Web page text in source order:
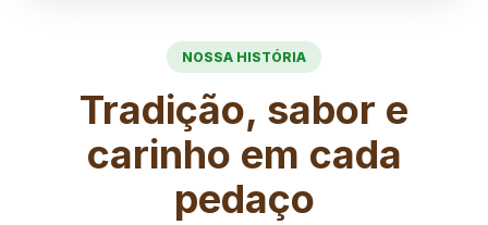
NOSSA HISTÓRIA
Tradição, sabor e
carinho em cada
pedaço